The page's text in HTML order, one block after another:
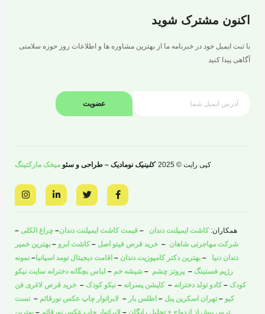
اکنون مشترک شوید
با ثبت ایمیل خود در خبرنامه ما از بهترین مشاوره ها و اطلاعات روز حوزه سلامتی
آگاهی پیدا کنید
عضویت
کپی رایت © 2025 کلینیک نومادیک – طراحی و سئو میخک مارکتینگ
F
a
c
o
o
k
-
w
i
e
r
L
i
n
d
-
n
I
n
s
g
r
a
m
همکاران: کاشت ایمپلنت دندان – قیمت کاشت ایمپلنت دندان– چراغ الکلی –
شرکت مهاجرتی شاهان – خرید قرص فیتو اصل –کاشت ابرو – بهترین خمیر
دندان دنیا – بهترین دکتر کامپوزیت دندان – اقامت دیجیتال نومد اسپانیا– نمونه
رژیم فستینگ – پروتز چشم – شیشه خم – لباس بچگانه دخترانه سایت نیکو
کودک –کادو تولد دخترانه –کاپشن پسرانه – نیکو کودک – خرید قرص لاغری فن
کیو –تهران اسکرین پنل – اطلس بار – لابراتوار چاپ عکس نورقائم –تست
ترس پیش از ازدواج + تحلیل رایگان – لابراتوار چاپ عکس نورقائم – بهترین